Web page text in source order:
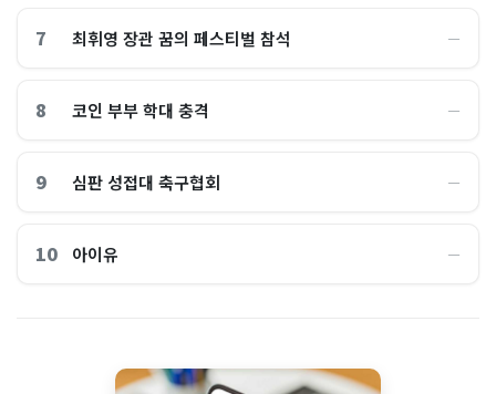
7 최휘영 장관 꿈의 페스티벌 참석 ―
8 코인 부부 학대 충격 ―
9 심판 성접대 축구협회 ―
10 아이유 ―